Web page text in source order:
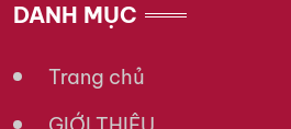
DANH MỤC
Trang chủ